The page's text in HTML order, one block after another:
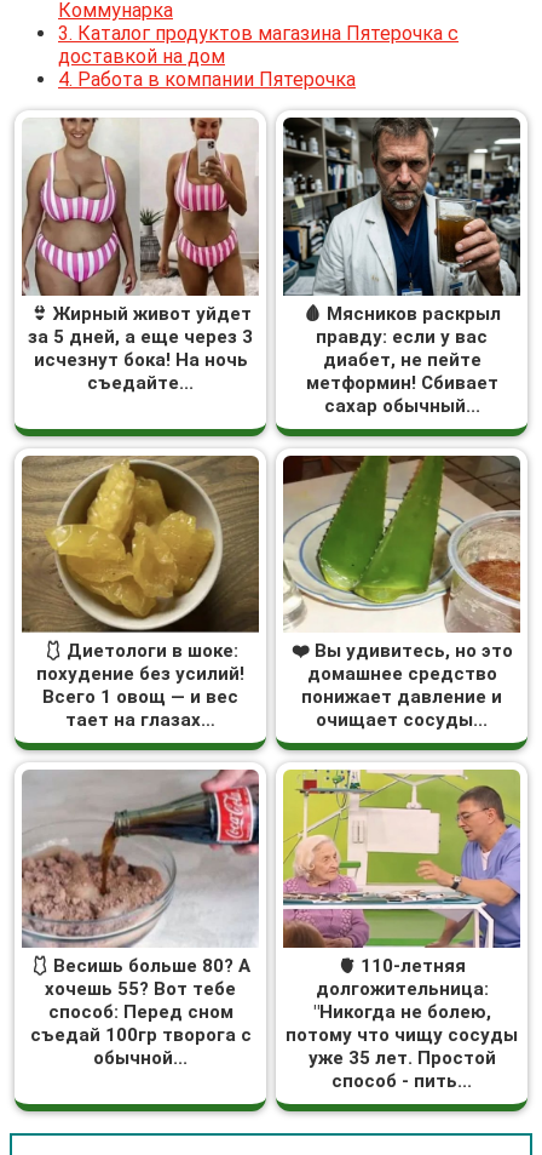
Коммунарка
3. Каталог продуктов магазина Пятерочка с
доставкой на дом
4. Работа в компании Пятерочка
👙 Жирный живот уйдет
за 5 дней, а еще через 3
исчезнут бока! На ночь
съедайте...
🩸 Мясников раскрыл
правду: если у вас
диабет, не пейте
метформин! Сбивает
сахар обычный...
🩱 Диетологи в шоке:
похудение без усилий!
Всего 1 овощ — и вес
тает на глазах…
❤️ Вы удивитесь, но это
домашнее средство
понижает давление и
очищает сосуды...
🩱 Весишь больше 80? А
хочешь 55? Вот тебе
способ: Перед сном
съедай 100гр творога с
обычной...
🫀 110-летняя
долгожительница:
"Никогда не болею,
потому что чищу сосуды
уже 35 лет. Простой
способ - пить...